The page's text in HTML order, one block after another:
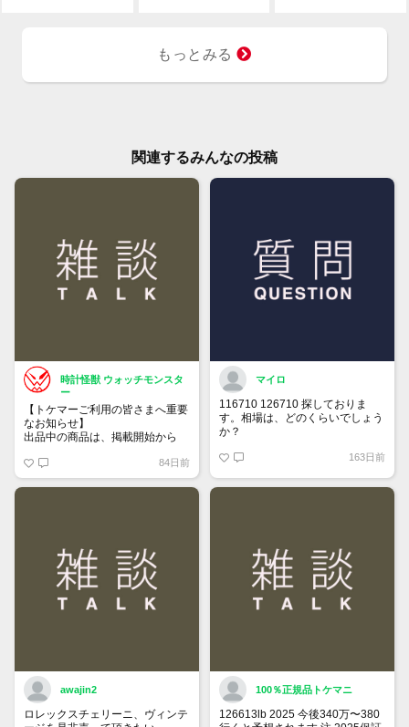
もっとみる
関連するみんなの投稿
時計怪獣 ウォッチモンスタ
ー
【トケマーご利用の皆さまへ重要
なお知らせ】
出品中の商品は、掲載開始から
「下書き」へ戻ります。
トップページでお気に入り登録が
84日前
マイロ
116710 126710 探しておりま
す。相場は、どのくらいでしょう
か？
163日前
awajin2
ロレックスチェリーニ、ヴィンテ
100％正規品トケマニ
126613lb 2025 今後340万〜380